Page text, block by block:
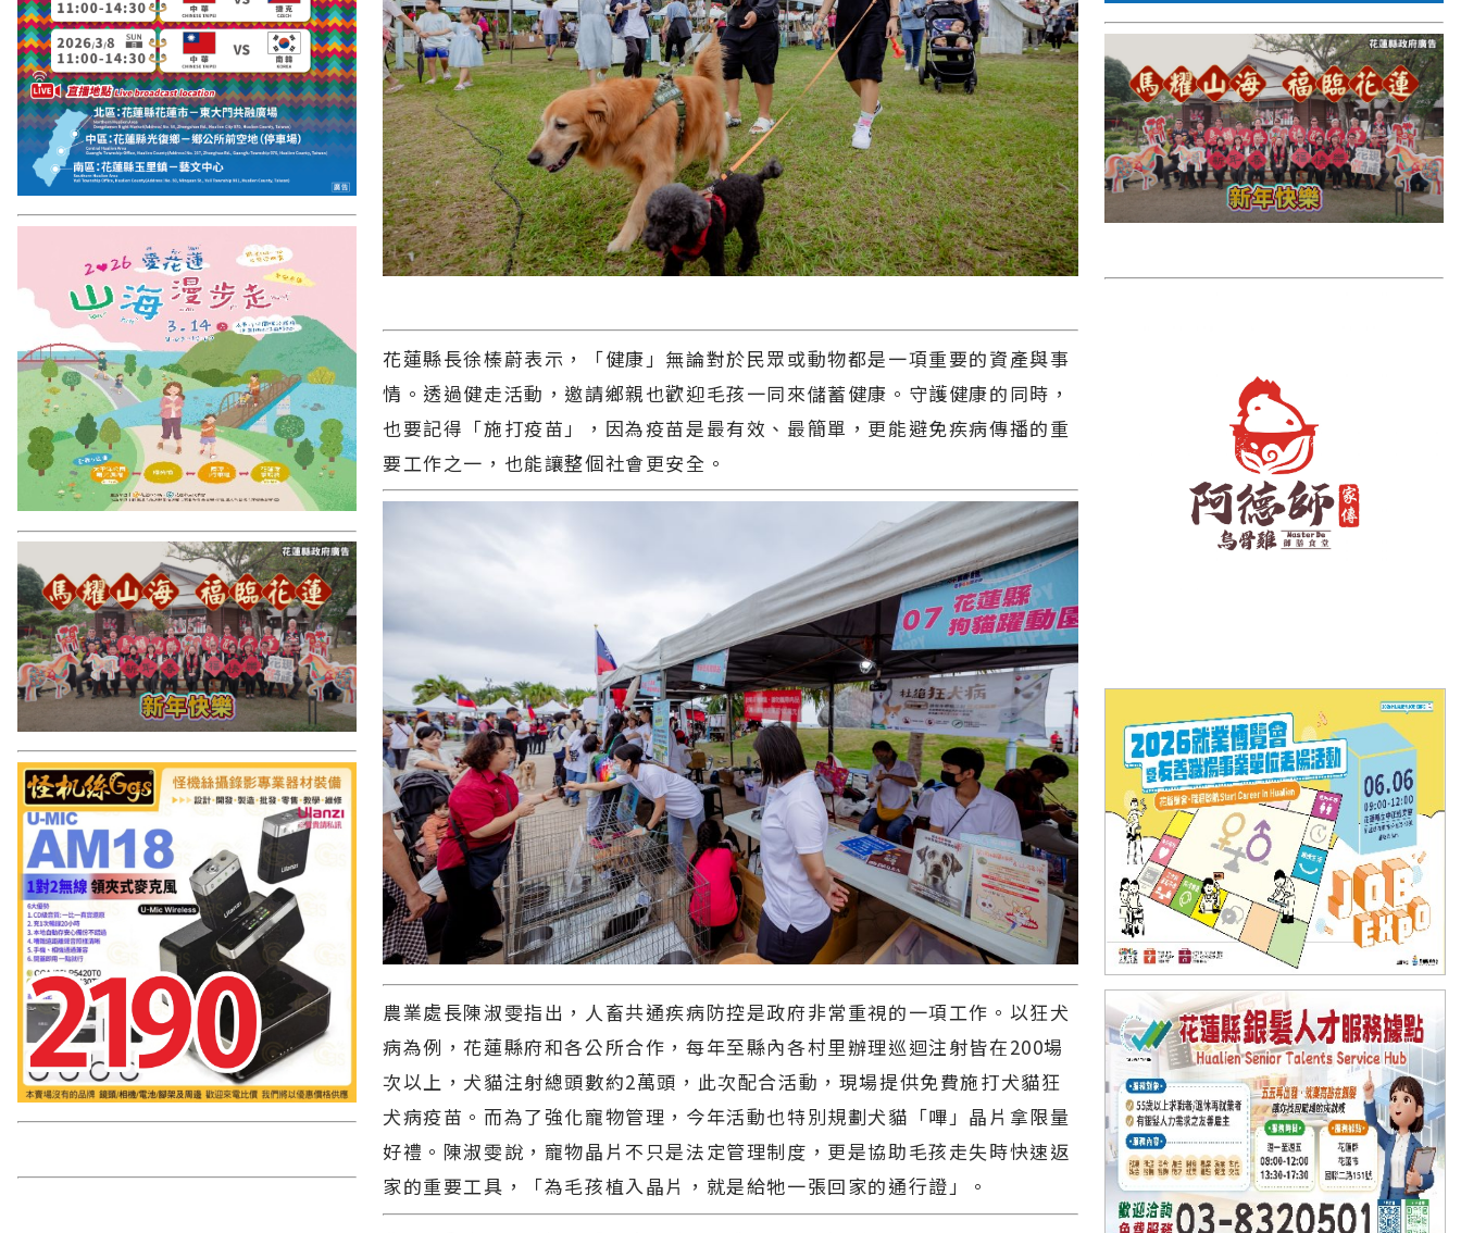
台南市
澎湖縣
香港
台東市
雲林縣
長濱鄉
台東市
彰化縣
花蓮縣長徐榛蔚表示，「健康」無論對於民眾或動物都是一項重要的資產與事
情。透過健走活動，邀請鄉親也歡迎毛孩一同來儲蓄健康。守護健康的同時，
也要記得「施打疫苗」，因為疫苗是最有效、最簡單，更能避免疾病傳播的重
要工作之一，也能讓整個社會更安全。
農業處長陳淑雯指出，人畜共通疾病防控是政府非常重視的一項工作。以狂犬
病為例，花蓮縣府和各公所合作，每年至縣內各村里辦理巡迴注射皆在200場
次以上，犬貓注射總頭數約2萬頭，此次配合活動，現場提供免費施打犬貓狂
犬病疫苗。而為了強化寵物管理，今年活動也特別規劃犬貓「嗶」晶片拿限量
好禮。陳淑雯說，寵物晶片不只是法定管理制度，更是協助毛孩走失時快速返
家的重要工具，「為毛孩植入晶片，就是給牠一張回家的通行證」。